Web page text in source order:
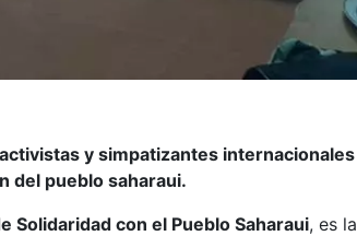
y simpatizantes internacionales
del pueblo saharaui.
Solidaridad con el Pueblo Saharaui, es la